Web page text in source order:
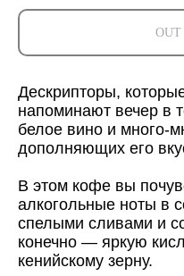
OUT
Дескрипторы,
напоминают вечер в
белое вино и много-
дополняющих его
В этом кофе вы
алкогольные ноты в
спелыми сливами и
конечно — яркую
кенийскому зерну.